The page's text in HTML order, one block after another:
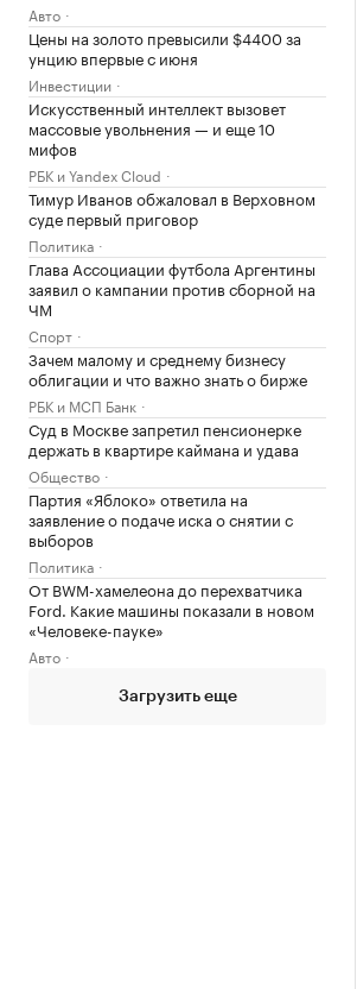
Авто
Цены на золото превысили $4400 за
унцию впервые с июня
Инвестиции
Искусственный интеллект вызовет
массовые увольнения — и еще 10
мифов
РБК и Yandex Cloud
Тимур Иванов обжаловал в Верховном
суде первый приговор
Политика
Глава Ассоциации футбола Аргентины
заявил о кампании против сборной на
ЧМ
Спорт
Зачем малому и среднему бизнесу
облигации и что важно знать о бирже
РБК и МСП Банк
Суд в Москве запретил пенсионерке
держать в квартире каймана и удава
Общество
Партия «Яблоко» ответила на
заявление о подаче иска о снятии с
выборов
Политика
От BWM-хамелеона до перехватчика
Ford. Какие машины показали в новом
«Человеке-пауке»
Авто
Загрузить еще